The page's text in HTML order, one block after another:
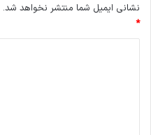
نشانی ایمیل شما منتشر نخواهد شد.
*